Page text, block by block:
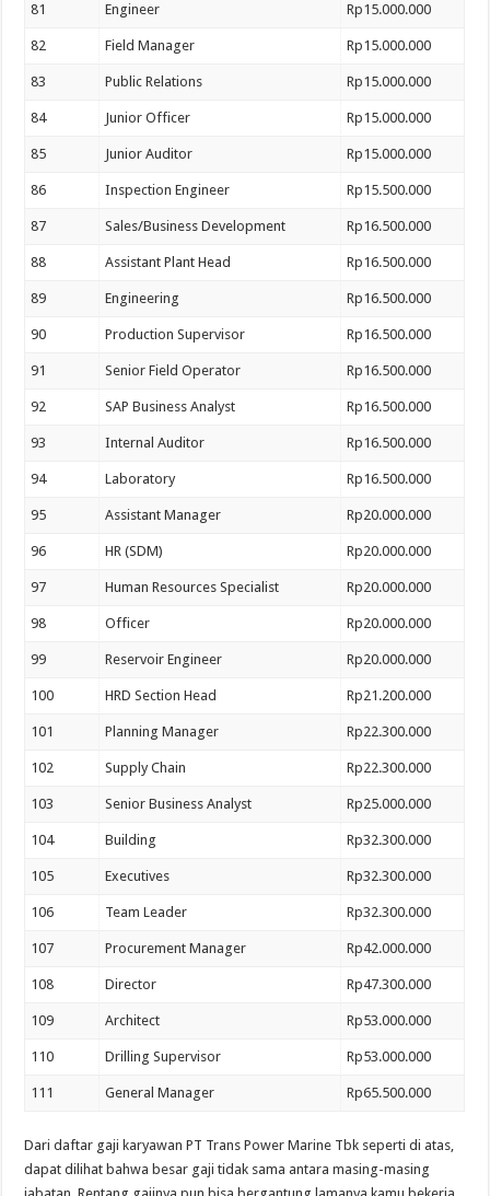
81 Engineer Rp15.000.000
82 Field Manager Rp15.000.000
83 Public Relations Rp15.000.000
84 Junior Officer Rp15.000.000
85 Junior Auditor Rp15.000.000
86 Inspection Engineer Rp15.500.000
87 Sales/Business Development Rp16.500.000
88 Assistant Plant Head Rp16.500.000
89 Engineering Rp16.500.000
90 Production Supervisor Rp16.500.000
91 Senior Field Operator Rp16.500.000
92 SAP Business Analyst Rp16.500.000
93 Internal Auditor Rp16.500.000
94 Laboratory Rp16.500.000
95 Assistant Manager Rp20.000.000
96 HR (SDM) Rp20.000.000
97 Human Resources Specialist Rp20.000.000
98 Officer Rp20.000.000
99 Reservoir Engineer Rp20.000.000
100 HRD Section Head Rp21.200.000
101 Planning Manager Rp22.300.000
102 Supply Chain Rp22.300.000
103 Senior Business Analyst Rp25.000.000
104 Building Rp32.300.000
105 Executives Rp32.300.000
106 Team Leader Rp32.300.000
107 Procurement Manager Rp42.000.000
108 Director Rp47.300.000
109 Architect Rp53.000.000
110 Drilling Supervisor Rp53.000.000
111 General Manager Rp65.500.000
Dari daftar gaji karyawan PT Trans Power Marine Tbk seperti di atas,
dapat dilihat bahwa besar gaji tidak sama antara masing-masing
jabatan. Rentang gajinya pun bisa bergantung lamanya kamu bekerja